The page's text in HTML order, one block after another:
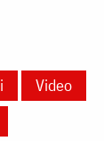
Video